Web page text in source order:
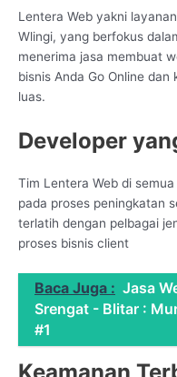
Lentera Web yakni
Wlingi, yang berfokus
menerima jasa membuat
bisnis Anda Go Online
luas.
Developer
Tim Lentera Web di
pada proses peningkatan
terlatih dengan pelbagai
proses bisnis client
Baca Juga : Jasa
Srengat - Blitar :
#1